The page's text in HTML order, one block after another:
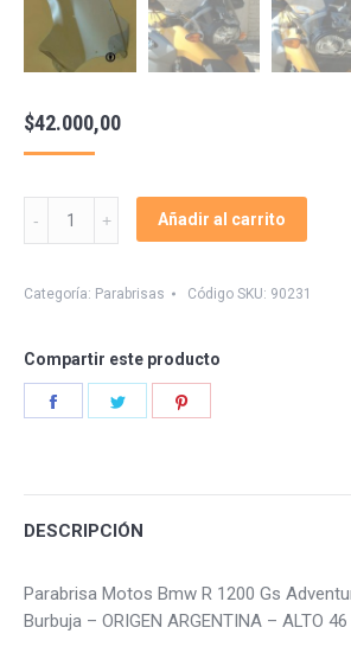
$42.000,00
Parabrisa
1200
quantity
Añadir al carrito
Categoría: Parabrisas Código SKU: 90231
Compartir este producto
DESCRIPCIÓN
Parabrisa Motos Bmw R 1200 Gs
Burbuja – ORIGEN ARGENTINA – ALTO